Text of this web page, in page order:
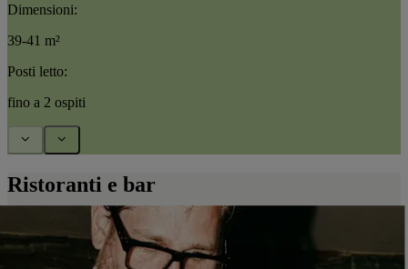
Dimensioni:
39-41 m²
Posti letto:
fino a 2 ospiti
Ristoranti e bar